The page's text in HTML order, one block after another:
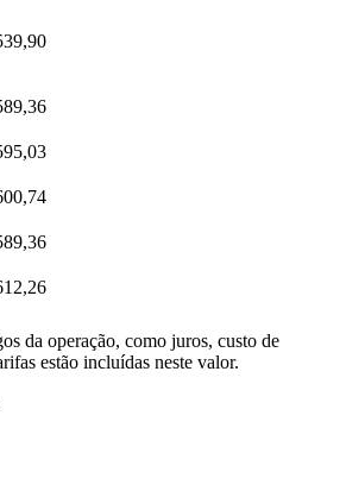
da operação, como juros, custo de
estão incluídas neste valor.